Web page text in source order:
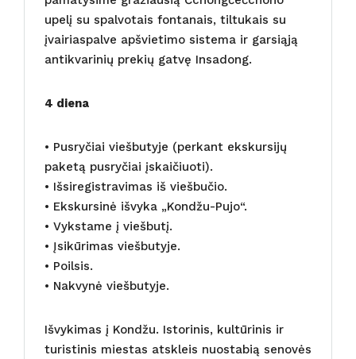
upelį su spalvotais fontanais, tiltukais su
įvairiaspalve apšvietimo sistema ir garsiąją
antikvarinių prekių gatvę Insadong.
4 diena
• Pusryčiai viešbutyje (perkant ekskursijų
paketą pusryčiai įskaičiuoti).
• Išsiregistravimas iš viešbučio.
• Ekskursinė išvyka „Kondžu-Pujo“.
• Vykstame į viešbutį.
• Įsikūrimas viešbutyje.
• Poilsis.
• Nakvynė viešbutyje.
Išvykimas į Kondžu. Istorinis, kultūrinis ir
turistinis miestas atskleis nuostabią senovės